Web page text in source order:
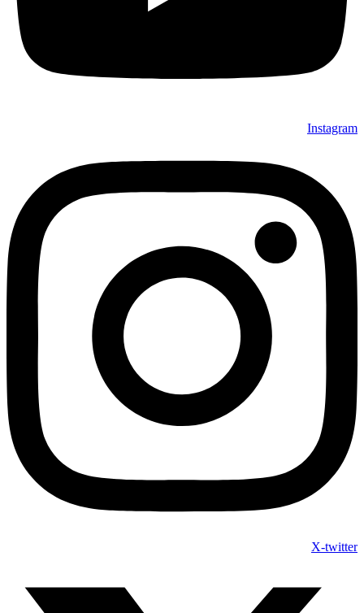
Instagram
X-twitter